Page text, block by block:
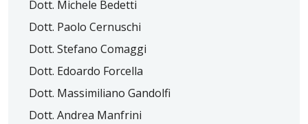
Dott. Michele Bedetti
Dott. Paolo Cernuschi
Dott. Stefano Comaggi
Dott. Edoardo Forcella
Dott. Massimiliano Gandolfi
Dott. Andrea Manfrini